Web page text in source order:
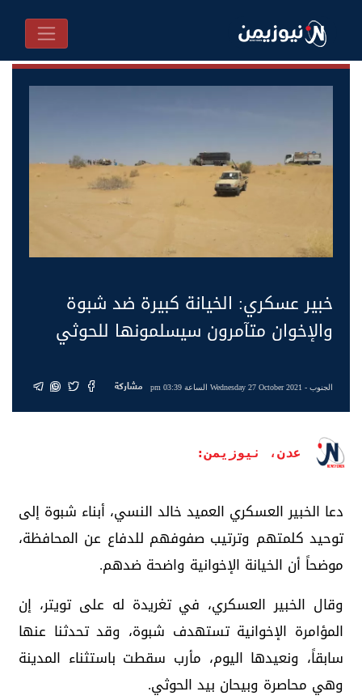
خبير عسكري: الخيانة كبيرة ضد شبوة
والإخوان متآمرون سيسلمونها للحوثي
الجنوب- Wednesday 27 October 2021 الساعة 03:39 pm مشاركة
عدن، نيوزيمن:
دعا الخبير العسكري العميد خالد النسي، أبناء شبوة إلى
توحيد كلمتهم وترتيب صفوفهم للدفاع عن المحافظة،
موضحاً أن الخيانة الإخوانية واضحة ضدهم.
وقال الخبير العسكري، في تغريدة له على تويتر، إن
المؤامرة الإخوانية تستهدف شبوة، وقد تحدثنا عنها
سابقاً، ونعيدها اليوم، مأرب سقطت باستثناء المدينة
وهي محاصرة وبيحان بيد الحوثي.